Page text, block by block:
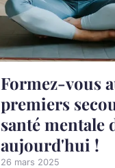
Formez-vous
premiers
santé mentale
aujourd'hui !
26 mars 2025